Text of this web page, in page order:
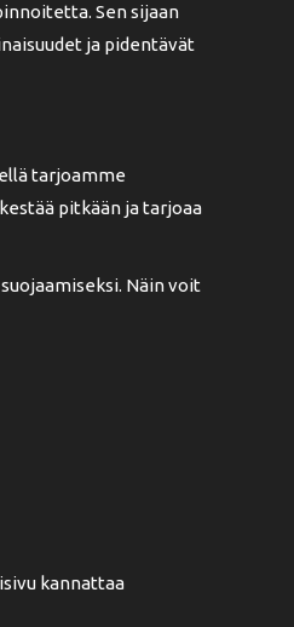
Sen sijaan
ja pidentävät
tarjoamme
pitkään ja tarjoaa
Näin voit
kannattaa